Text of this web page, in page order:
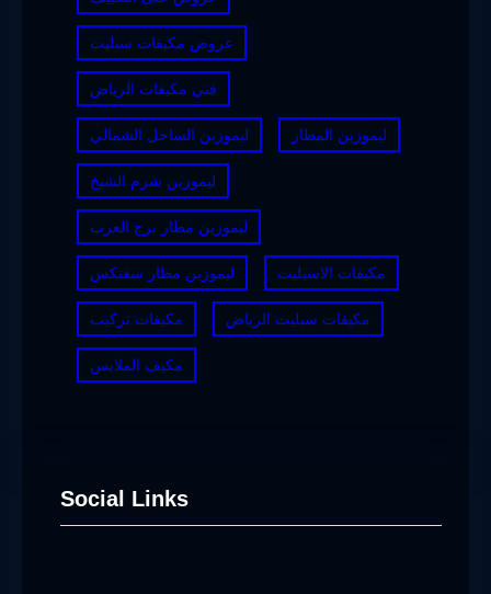
عروض مكيفات سبليت
فني مكيفات الرياض
ليموزين الساحل الشمالي ليموزين المطار
ليموزين شرم الشيخ
ليموزين مطار برج العرب
ليموزين مطار سفنكس مكيفات الاسبليت
مكيفات تركيب مكيفات سبليت الرياض
مكيف الملابس
Social Links